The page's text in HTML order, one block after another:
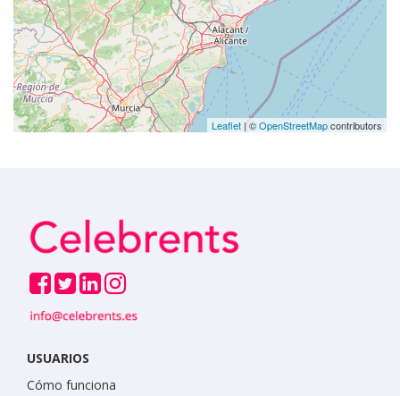
Leaflet | ©OpenStreetMapcontributors
USUARIOS
Cómo funciona